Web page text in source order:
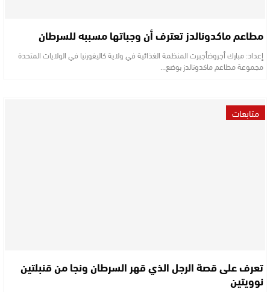
مطاعم ماكدونالدز تعترف أن وجباتها مسببه للسرطان
إعداد: مبارك أجروضأجبرت المنظمة الغذائية في ولاية كاليفورنيا في الولايات المتحدة
مجموعة مطاعم ماكدونالدز بوضع…
متابعات
تعرف على قصة الرجل الذي قهر السرطان ونجا من قنبلتين
نوويتين